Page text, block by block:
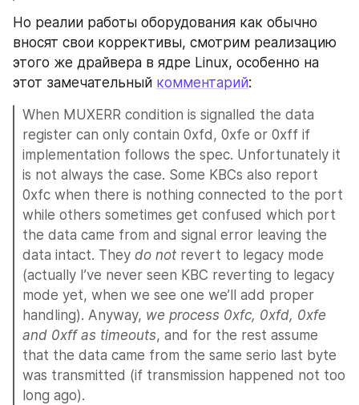
Но реалии работы оборудования как обычно
вносят свои коррективы, смотрим реализацию
этого же драйвера в ядре Linux, особенно на
этот замечательный комментарий:
When MUXERR condition is signalled the data
register can only contain 0xfd, 0xfe or 0xff if
implementation follows the spec. Unfortunately it
is not always the case. Some KBCs also report
0xfc when there is nothing connected to the port
while others sometimes get confused which port
the data came from and signal error leaving the
data intact. They do not revert to legacy mode
(actually I’ve never seen KBC reverting to legacy
mode yet, when we see one we’ll add proper
handling). Anyway, we process 0xfc, 0xfd, 0xfe
and 0xff as timeouts, and for the rest assume
that the data came from the same serio last byte
was transmitted (if transmission happened not too
long ago).